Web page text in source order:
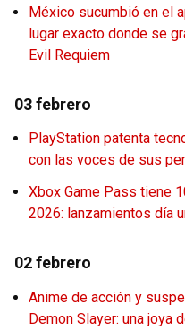
México sucumbió en el
lugar exacto donde se
Evil Requiem
03 febrero
PlayStation patenta
con las voces de sus
Xbox Game Pass tiene
2026: lanzamientos día
02 febrero
Anime de acción y
Demon Slayer: una joya